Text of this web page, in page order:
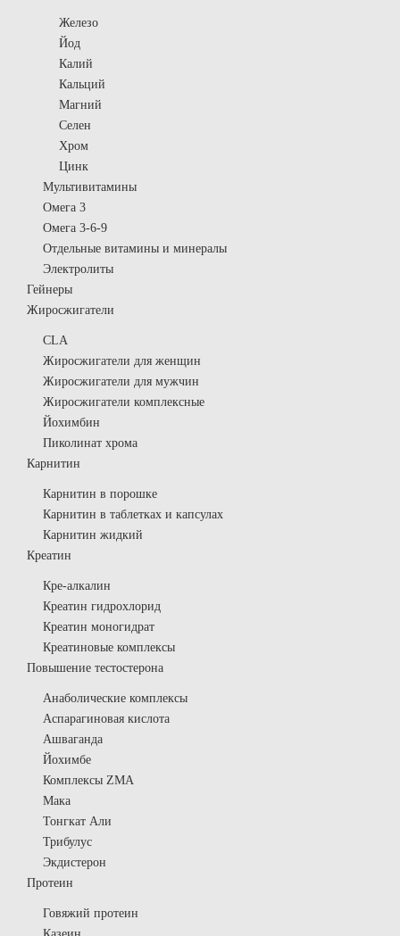
Железо
Йод
Калий
Кальций
Магний
Селен
Хром
Цинк
Мультивитамины
Омега 3
Омега 3-6-9
Отдельные витамины и минералы
Электролиты
Гейнеры
Жиросжигатели
CLA
Жиросжигатели для женщин
Жиросжигатели для мужчин
Жиросжигатели комплексные
Йохимбин
Пиколинат хрома
Карнитин
Карнитин в порошке
Карнитин в таблетках и капсулах
Карнитин жидкий
Креатин
Кре-алкалин
Креатин гидрохлорид
Креатин моногидрат
Креатиновые комплексы
Повышение тестостерона
Анаболические комплексы
Аспарагиновая кислота
Ашваганда
Йохимбе
Комплексы ZMA
Мака
Тонгкат Али
Трибулус
Экдистерон
Протеин
Говяжий протеин